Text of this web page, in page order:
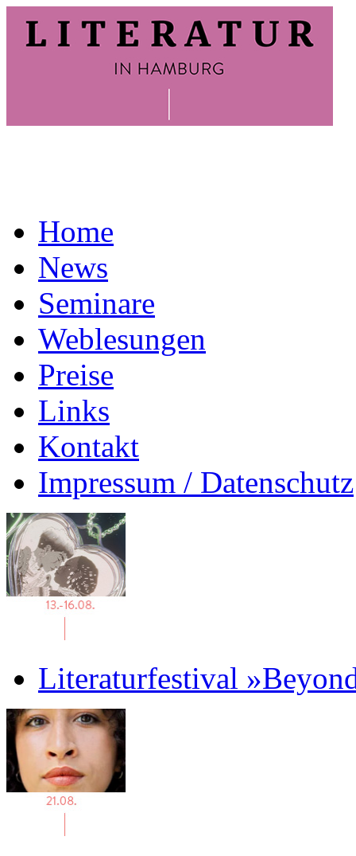
Home
News
Seminare
Weblesungen
Preise
Links
Kontakt
Impressum / Datenschutz
Literaturfestival